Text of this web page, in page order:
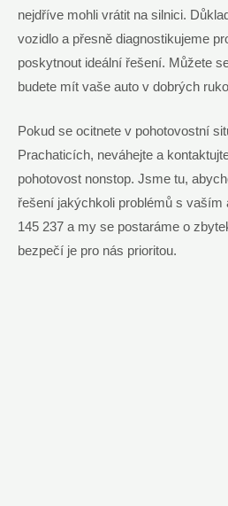
nejdříve mohli vrátit na silnici.
vozidlo a přesně diagnostikujeme
poskytnout ideální řešení. Můžete
budete mít vaše auto v dobrých
Pokud se ocitnete v pohotovostní
Prachaticích, neváhejte a
pohotovost nonstop. Jsme tu,
řešení jakýchkoli problémů s vaším
145 237 a my se postaráme o
bezpečí je pro nás prioritou.